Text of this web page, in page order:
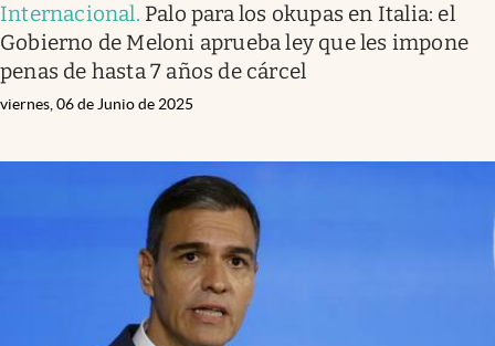
Internacional. Palo para los okupas en Italia: el
Gobierno de Meloni aprueba ley que les impone
penas de hasta 7 años de cárcel
viernes, 06 de Junio de 2025